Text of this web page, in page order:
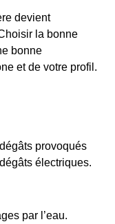
devient
la bonne
bonne
et de votre profil.
provoqués
électriques.
par l’eau.